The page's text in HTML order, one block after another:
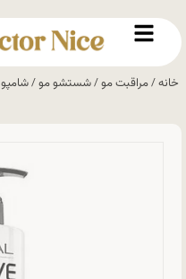
خانه/مراقبت مو/شستشو مو/شامپو